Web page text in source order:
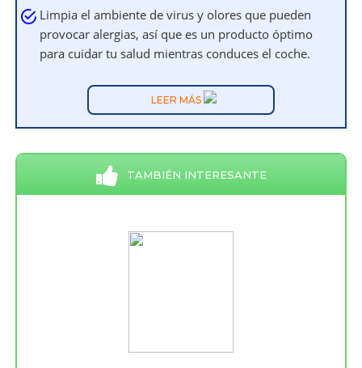
Limpia el ambiente de virus y olores que pueden
provocar alergias, así que es un producto óptimo
para cuidar tu salud mientras conduces el coche.
LEER MÁS
TAMBIÉN INTERESANTE